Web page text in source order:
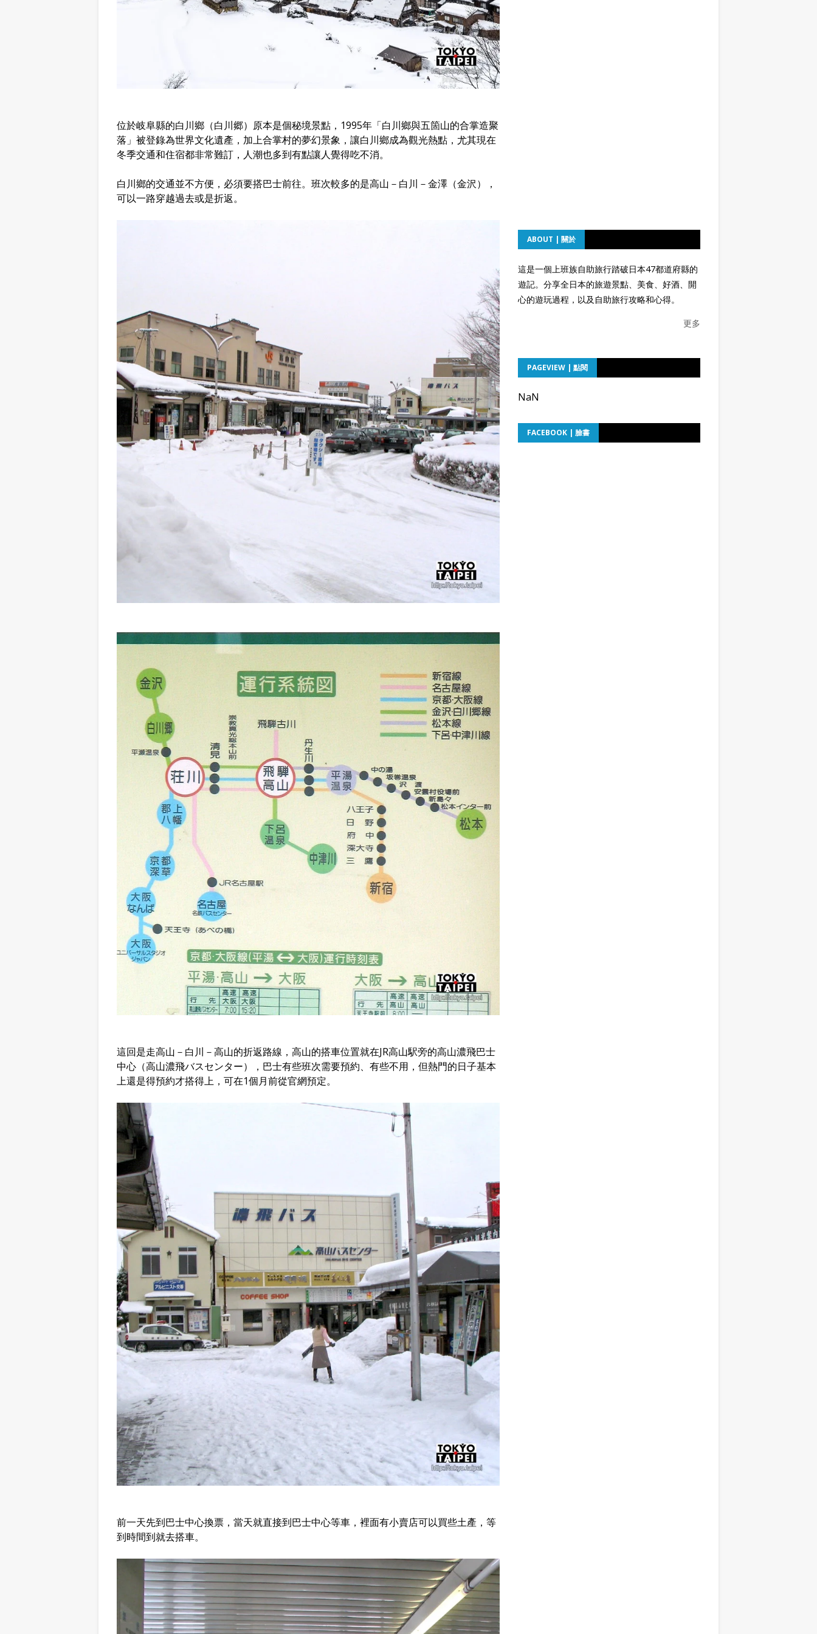
位於岐阜縣的白川鄉（白川郷）原本是個秘境景點，1995年「白川鄉與五箇山的合掌造聚
落」被登錄為世界文化遺產，加上合掌村的夢幻景象，讓白川鄉成為觀光熱點，尤其現在
冬季交通和住宿都非常難訂，人潮也多到有點讓人覺得吃不消。
白川鄉的交通並不方便，必須要搭巴士前往。班次較多的是高山－白川－金澤（金沢），
可以一路穿越過去或是折返。
這回是走高山－白川－高山的折返路線，高山的搭車位置就在JR高山駅旁的高山濃飛巴士
中心（高山濃飛バスセンター），巴士有些班次需要預約、有些不用，但熱門的日子基本
上還是得預約才搭得上，可在1個月前從官網預定。
前一天先到巴士中心換票，當天就直接到巴士中心等車，裡面有小賣店可以買些土產，等
到時間到就去搭車。
ABOUT | 關於
這是一個上班族自助旅行踏破日本47都道府縣的
遊記。分享全日本的旅遊景點、美食、好酒、開
心的遊玩過程，以及自助旅行攻略和心得。
更多
PAGEVIEW | 點閱
NaN
FACEBOOK | 臉書